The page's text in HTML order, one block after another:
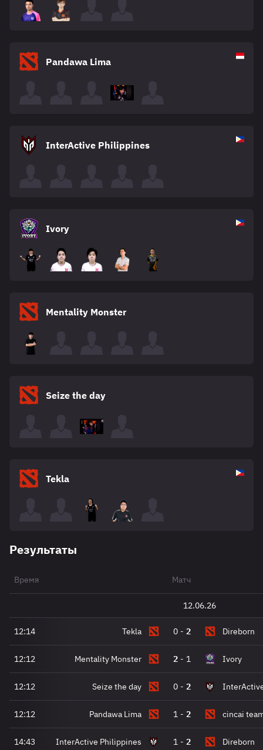
Pandawa Lima
InterActive Philippines
Ivory
Mentality Monster
Seize the day
Tekla
Результаты
Время Матч
12.06.26
12:14 Tekla 0 - 2 Direborn
12:12 Mentality Monster 2 - 1 Ivory
12:12 Seize the day 0 - 2
12:12 Pandawa Lima 1 - 2 cincai
14:43 InterActive Philippines 1 - 2 Direborn